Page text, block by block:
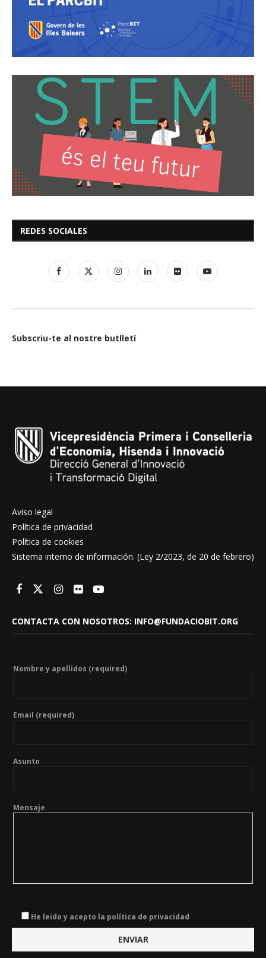
REDES SOCIALES
Subscriu-te al nostre butlletí
Aviso legal
Política de privacidad
Política de cookies
Sistema interno de información. (Ley 2/2023, de 20 de febrero)
CONTACTA CON NOSOTROS: INFO@FUNDACIOBIT.ORG
Nombre y apellidos (required)
Email (required)
Asunto
Mensaje
He leido y acepto la política de privacidad